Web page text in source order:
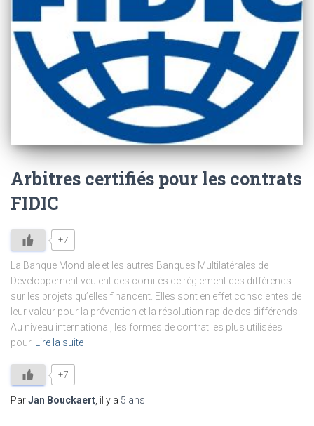
Arbitres certifiés pour les contrats
FIDIC
+7
La Banque Mondiale et les autres Banques Multilatérales de
Développement veulent des comités de règlement des différends
sur les projets qu’elles financent. Elles sont en effet conscientes de
leur valeur pour la prévention et la résolution rapide des différends.
Au niveau international, les formes de contrat les plus utilisées
pour
Lire la suite
+7
ParJan Bouckaert , il y a 5 ans